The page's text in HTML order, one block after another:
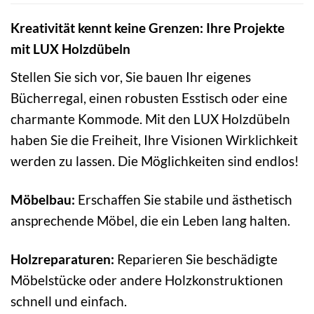
Kreativität kennt keine Grenzen: Ihre Projekte
mit LUX Holzdübeln
Stellen Sie sich vor, Sie bauen Ihr eigenes
Bücherregal, einen robusten Esstisch oder eine
charmante Kommode. Mit den LUX Holzdübeln
haben Sie die Freiheit, Ihre Visionen Wirklichkeit
werden zu lassen. Die Möglichkeiten sind endlos!
Möbelbau: Erschaffen Sie stabile und ästhetisch
ansprechende Möbel, die ein Leben lang halten.
Holzreparaturen: Reparieren Sie beschädigte
Möbelstücke oder andere Holzkonstruktionen
schnell und einfach.